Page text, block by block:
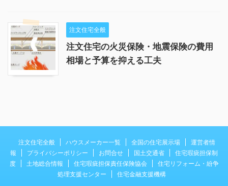
注文住宅全般
注文住宅の火災保険・地震保険の費用
相場と予算を抑える工夫
注文住宅全般 ハウスメーカー一覧 全国の住宅展示場
運営者情
報
プライバシーポリシー お問合せ 国土交通省
住宅瑕疵担保制
度
土地総合情報 住宅瑕疵担保責任保険協会
住宅リフォーム・紛争
処理支援センター
住宅金融支援機構